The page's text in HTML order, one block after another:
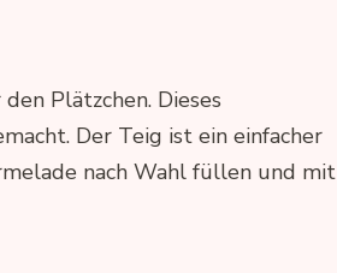
Plätzchen. Dieses
Der Teig ist ein einfacher
nach Wahl füllen und mit